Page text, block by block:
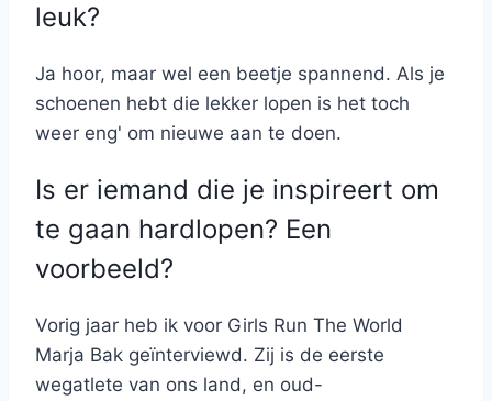
leuk?
Ja hoor, maar wel een beetje spannend. Als je
schoenen hebt die lekker lopen is het toch
weer eng' om nieuwe aan te doen.
Is er iemand die je inspireert om
te gaan hardlopen? Een
voorbeeld?
Vorig jaar heb ik voor Girls Run The World
Marja Bak geïnterviewd. Zij is de eerste
wegatlete van ons land, en oud-